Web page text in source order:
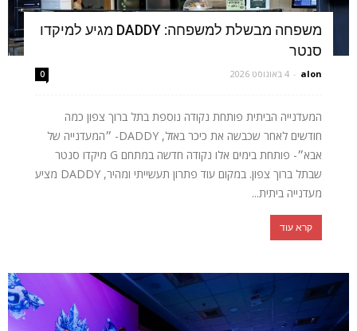
משפחה מבשלת למשפחה: DADDY מגיע למיקדו
סנטר
alon
- 4 באוגוסט 2026 0
המעדנייה הביתית פותחת נקודה נוספת בתל ברוך צפון כמה
חודשים לאחר שכבשה את כיכר באזל, DADDY- ״המעדנייה של
אבא״- פותחת בימים אלו נקודה חדשה במתחם G מיקדו סנטר
שבתל ברוך צפון. במקום עוד פתרון תעשייתי ומהיר, DADDY מציע
מעדנייה ביתית...
קרא עוד